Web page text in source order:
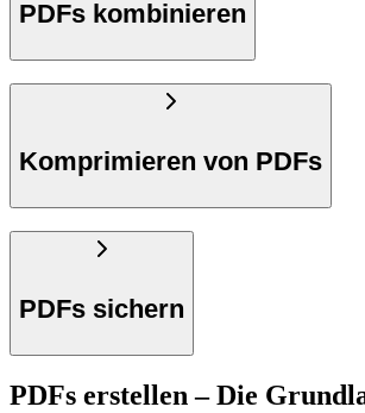
PDFs kombinieren
Komprimieren von PDFs
PDFs sichern
PDFs erstellen – Die